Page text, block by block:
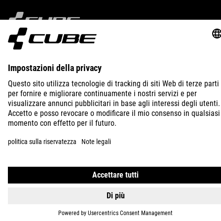
DIMENSIONI
MATERIALE
TPU
IMPRINT PRIVACY EU DATA ACT
© 2026 Impostazioni della privacy